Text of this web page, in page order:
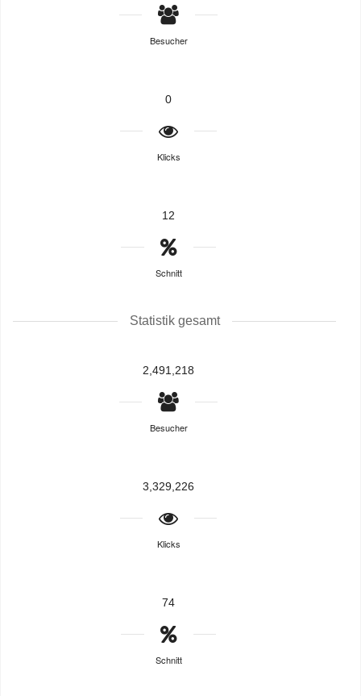
Besucher
0
Klicks
12
Schnitt
Statistik gesamt
2,491,218
Besucher
3,329,226
Klicks
74
Schnitt